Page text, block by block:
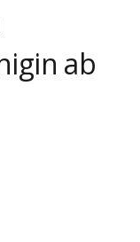
ab